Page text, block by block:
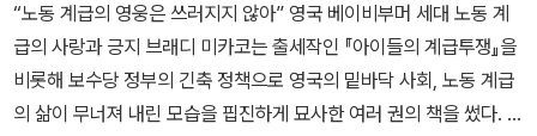
“노동 계급의 영웅은 쓰러지지 않아” 영국 베이비부머 세대 노동 계
급의 사랑과 긍지 브래디 미카코는 출세작인 『아이들의 계급투쟁』을
비롯해 보수당 정부의 긴축 정책으로 영국의 밑바닥 사회, 노동 계급
의 삶이 무너져 내린 모습을 핍진하게 묘사한 여러 권의 책을 썼다. 그